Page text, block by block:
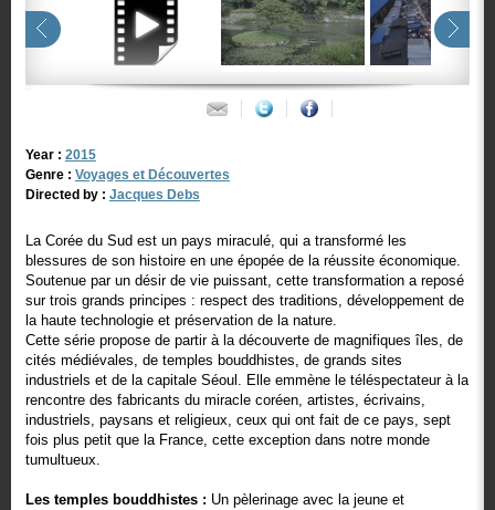
Year : 2015
Genre : Voyages et Découvertes
Directed by : Jacques Debs
La Corée du Sud est un pays miraculé, qui a transformé les
blessures de son histoire en une épopée de la réussite économique.
Soutenue par un désir de vie puissant, cette transformation a reposé
sur trois grands principes : respect des traditions, développement de
la haute technologie et préservation de la nature.
Cette série propose de partir à la découverte de magnifiques îles, de
cités médiévales, de temples bouddhistes, de grands sites
industriels et de la capitale Séoul. Elle emmène le téléspectateur à la
rencontre des fabricants du miracle coréen, artistes, écrivains,
industriels, paysans et religieux, ceux qui ont fait de ce pays, sept
fois plus petit que la France, cette exception dans notre monde
tumultueux.
Les temples bouddhistes : Un pèlerinage avec la jeune et